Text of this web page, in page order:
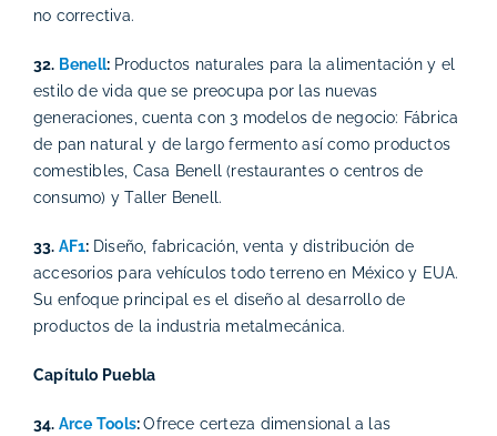
no correctiva.
32. Benell: Productos naturales para la alimentación y el
estilo de vida que se preocupa por las nuevas
generaciones, cuenta con 3 modelos de negocio: Fábrica
de pan natural y de largo fermento así como productos
comestibles, Casa Benell (restaurantes o centros de
consumo) y Taller Benell.
33. AF1: Diseño, fabricación, venta y distribución de
accesorios para vehículos todo terreno en México y EUA.
Su enfoque principal es el diseño al desarrollo de
productos de la industria metalmecánica.
Capítulo Puebla
34. Arce Tools:Ofrece certeza dimensional a las